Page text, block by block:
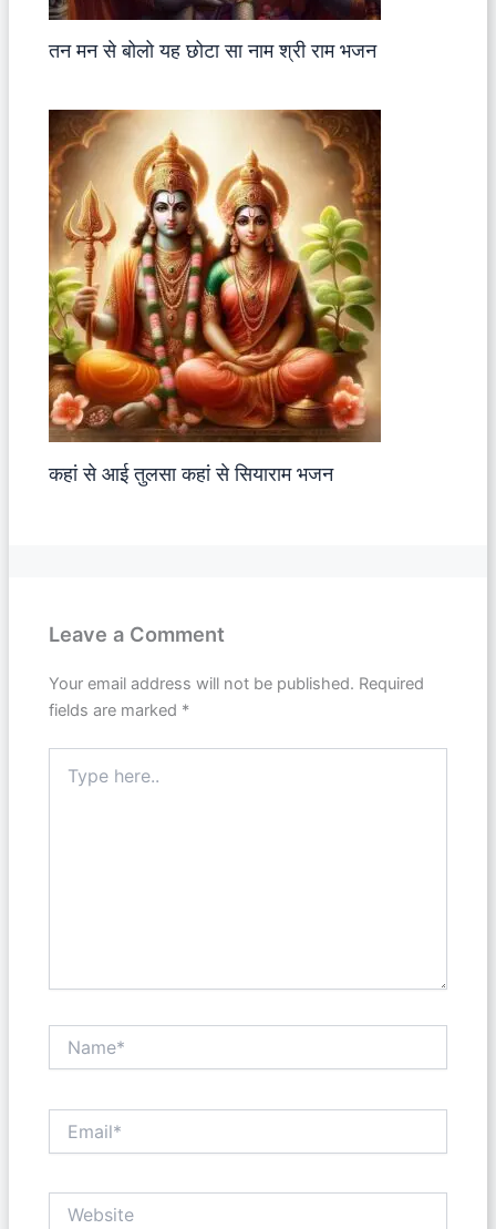
तन मन से बोलो यह छोटा सा नाम श्री राम भजन
कहां से आई तुलसा कहां से सियाराम भजन
Leave a Comment
Your email address will not be published. Required
fields are marked *
here..